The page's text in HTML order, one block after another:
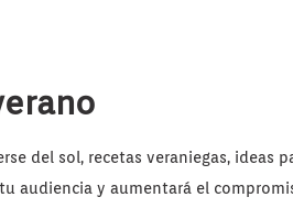
del sol, recetas veraniegas, ideas
audiencia y aumentará el